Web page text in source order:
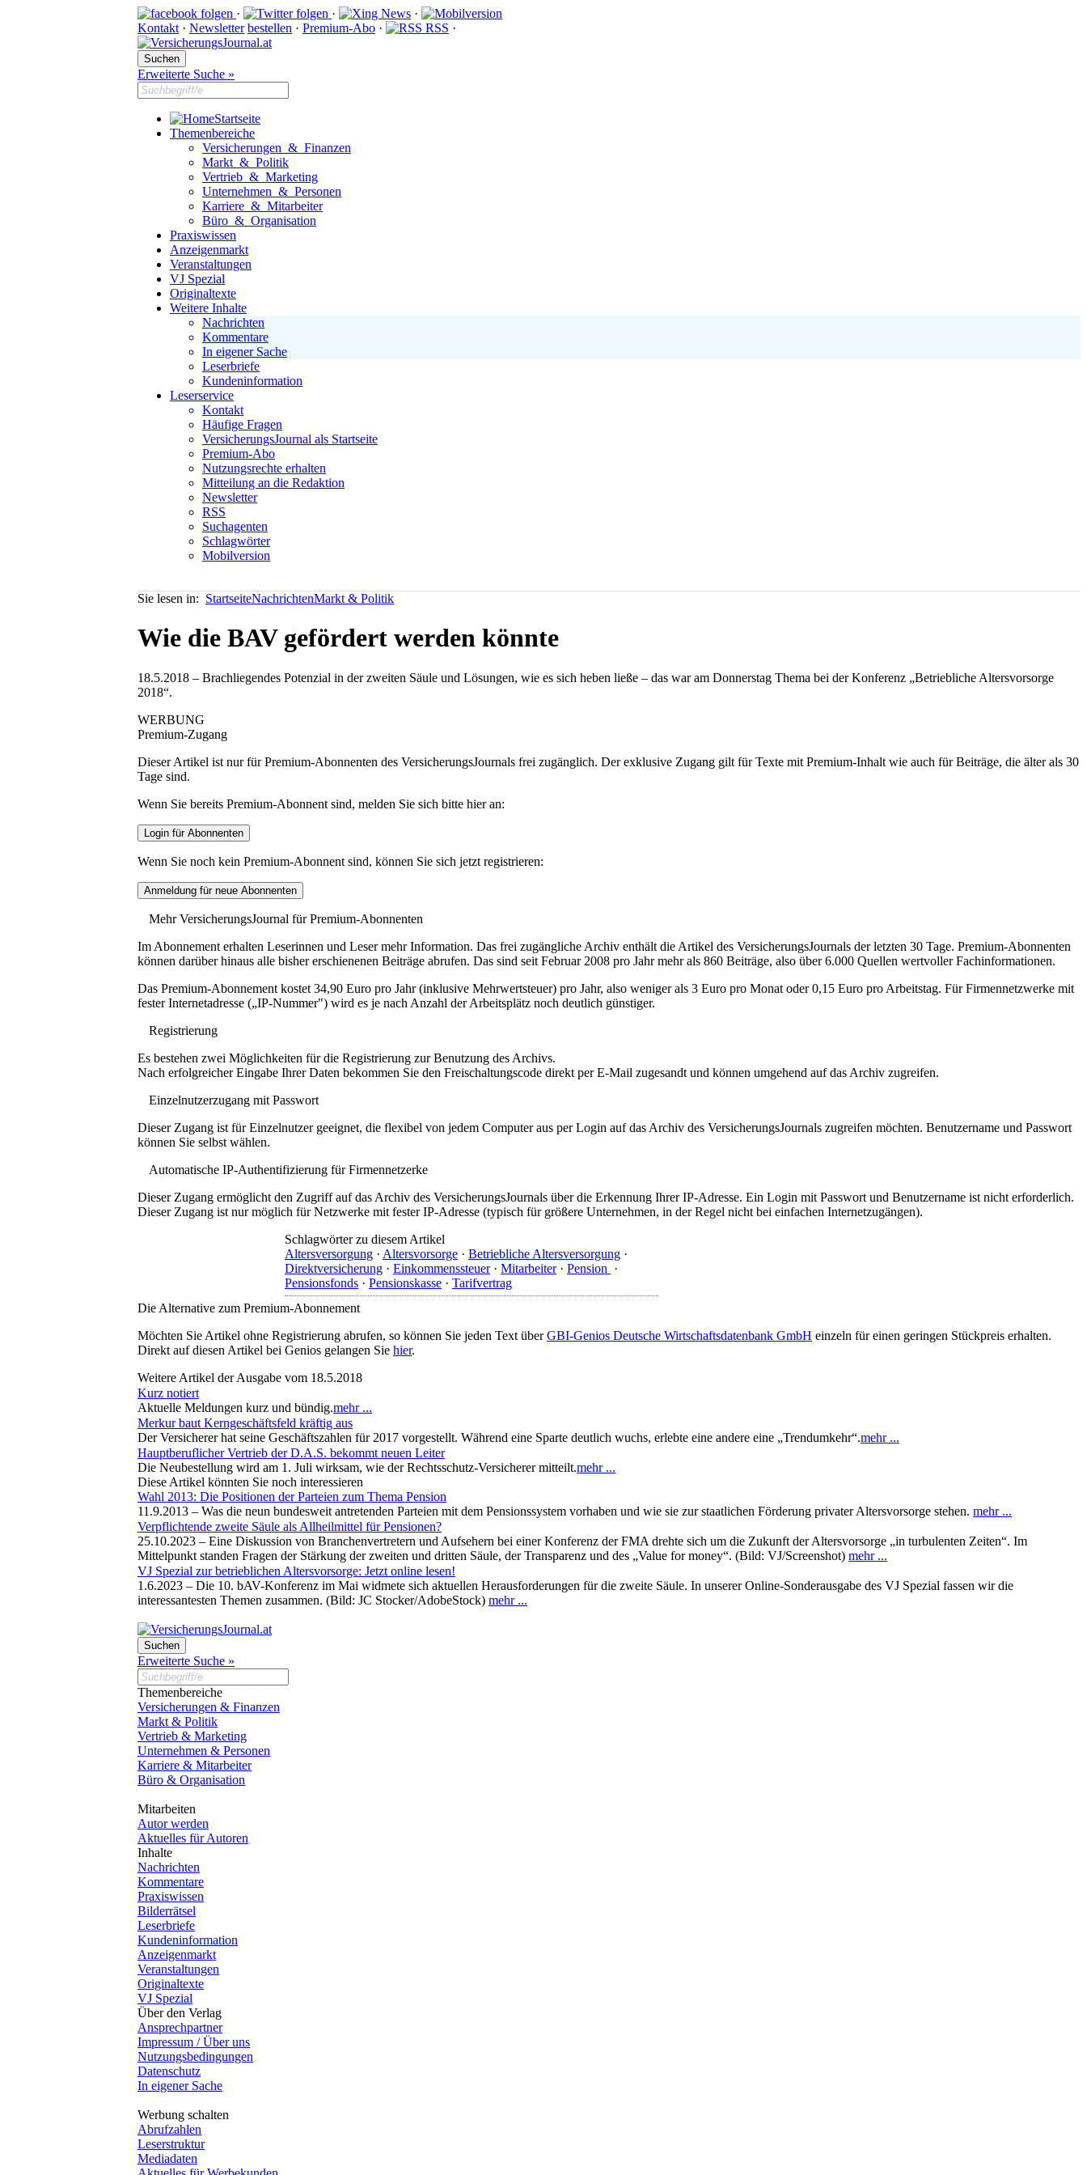
· ·
·
Kontakt · Newsletter bestellen · Premium-Abo · RSS ·
Erweiterte Suche »
Startseite
Themenbereiche
Versicherungen & Finanzen
Markt & Politik
Vertrieb & Marketing
Unternehmen & Personen
Karriere & Mitarbeiter
Büro & Organisation
Praxiswissen
Anzeigenmarkt
Veranstaltungen
VJ Spezial
Originaltexte
Weitere Inhalte
Nachrichten
Kommentare
In eigener Sache
Leserbriefe
Kundeninformation
Leserservice
Kontakt
Häufige Fragen
VersicherungsJournal als Startseite
Premium-Abo
Nutzungsrechte erhalten
Mitteilung an die Redaktion
Newsletter
RSS
Suchagenten
Schlagwörter
Mobilversion
Sie lesen in: StartseiteNachrichtenMarkt & Politik
Wie die BAV gefördert werden könnte
18.5.2018 – Brachliegendes Potenzial in der zweiten Säule und Lösungen, wie es sich heben ließe – das war am Donnerstag Thema bei der Konferenz „Betriebliche Altersvorsorge
2018“.
WERBUNG
Premium-Zugang
Dieser Artikel ist nur für Premium-Abonnenten des VersicherungsJournals frei zugänglich. Der exklusive Zugang gilt für Texte mit Premium-Inhalt wie auch für Beiträge, die älter als 30
Tage sind.
Wenn Sie bereits Premium-Abonnent sind, melden Sie sich bitte hier an:
Wenn Sie noch kein Premium-Abonnent sind, können Sie sich jetzt registrieren:
Mehr VersicherungsJournal für Premium-Abonnenten
Im Abonnement erhalten Leserinnen und Leser mehr Information. Das frei zugängliche Archiv enthält die Artikel des VersicherungsJournals der letzten 30 Tage. Premium-Abonnenten
können darüber hinaus alle bisher erschienenen Beiträge abrufen. Das sind seit Februar 2008 pro Jahr mehr als 860 Beiträge, also über 6.000 Quellen wertvoller Fachinformationen.
Das Premium-Abonnement kostet 34,90 Euro pro Jahr (inklusive Mehrwertsteuer) pro Jahr, also weniger als 3 Euro pro Monat oder 0,15 Euro pro Arbeitstag. Für Firmennetzwerke mit
fester Internetadresse („IP-Nummer") wird es je nach Anzahl der Arbeitsplätz noch deutlich günstiger.
Registrierung
Es bestehen zwei Möglichkeiten für die Registrierung zur Benutzung des Archivs.
Nach erfolgreicher Eingabe Ihrer Daten bekommen Sie den Freischaltungscode direkt per E-Mail zugesandt und können umgehend auf das Archiv zugreifen.
Einzelnutzerzugang mit Passwort
Dieser Zugang ist für Einzelnutzer geeignet, die flexibel von jedem Computer aus per Login auf das Archiv des VersicherungsJournals zugreifen möchten. Benutzername und Passwort
können Sie selbst wählen.
Automatische IP-Authentifizierung für Firmennetzerke
Dieser Zugang ermöglicht den Zugriff auf das Archiv des VersicherungsJournals über die Erkennung Ihrer IP-Adresse. Ein Login mit Passwort und Benutzername ist nicht erforderlich.
Dieser Zugang ist nur möglich für Netzwerke mit fester IP-Adresse (typisch für größere Unternehmen, in der Regel nicht bei einfachen Internetzugängen).
Schlagwörter zu diesem Artikel
Altersversorgung · Altersvorsorge · Betriebliche Altersversorgung ·
Direktversicherung · Einkommenssteuer· Mitarbeiter· Pension ·
Pensionsfonds · Pensionskasse · Tarifvertrag
Die Alternative zum Premium-Abonnement
Möchten Sie Artikel ohne Registrierung abrufen, so können Sie jeden Text überGBI-Genios Deutsche Wirtschaftsdatenbank GmbH einzeln für einen geringen Stückpreis erhalten.
Direkt auf diesen Artikel bei Genios gelangen Sie hier.
Weitere Artikel der Ausgabe vom 18.5.2018
Kurz notiert
Aktuelle Meldungen kurz und bündig.mehr ...
Merkur baut Kerngeschäftsfeld kräftig aus
Der Versicherer hat seine Geschäftszahlen für 2017 vorgestellt. Während eine Sparte deutlich wuchs, erlebte eine andere eine „Trendumkehr“.mehr ...
Hauptberuflicher Vertrieb der D.A.S. bekommt neuen Leiter
Die Neubestellung wird am 1. Juli wirksam, wie der Rechtsschutz-Versicherer mitteilt.mehr ...
Diese Artikel könnten Sie noch interessieren
Wahl 2013: Die Positionen der Parteien zum Thema Pension
11.9.2013 – Was die neun bundesweit antretenden Parteien mit dem Pensionssystem vorhaben und wie sie zur staatlichen Förderung privater Altersvorsorge stehen. mehr ...
Verpflichtende zweite Säule als Allheilmittel für Pensionen?
25.10.2023 – Eine Diskussion von Branchenvertretern und Aufsehern bei einer Konferenz der FMA drehte sich um die Zukunft der Altersvorsorge „in turbulenten Zeiten“. Im
Mittelpunkt standen Fragen der Stärkung der zweiten und dritten Säule, der Transparenz und des „Value for money“. (Bild: VJ/Screenshot) mehr ...
VJ Spezial zur betrieblichen Altersvorsorge: Jetzt online lesen!
1.6.2023 – Die 10. bAV-Konferenz im Mai widmete sich aktuellen Herausforderungen für die zweite Säule. In unserer Online-Sonderausgabe des VJ Spezial fassen wir die
interessantesten Themen zusammen. (Bild: JC Stocker/AdobeStock) mehr ...
Erweiterte Suche »
Themenbereiche
Versicherungen & Finanzen
Markt & Politik
Vertrieb & Marketing
Unternehmen & Personen
Karriere & Mitarbeiter
Büro & Organisation
Mitarbeiten
Autor werden
Aktuelles für Autoren
Inhalte
Nachrichten
Kommentare
Praxiswissen
Bilderrätsel
Leserbriefe
Kundeninformation
Anzeigenmarkt
Veranstaltungen
Originaltexte
VJ Spezial
Über den Verlag
Ansprechpartner
Impressum / Über uns
Nutzungsbedingungen
Datenschutz
In eigener Sache
Werbung schalten
Abrufzahlen
Leserstruktur
Mediadaten